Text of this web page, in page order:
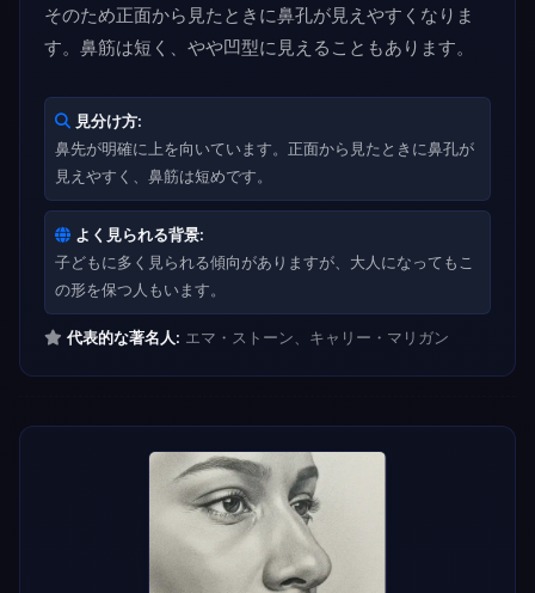
そのため正面から見たときに鼻孔が見えやすくなりま
す。鼻筋は短く、やや凹型に見えることもあります。
見分け方:
鼻先が明確に上を向いています。正面から見たときに鼻孔が
見えやすく、鼻筋は短めです。
よく見られる背景:
子どもに多く見られる傾向がありますが、大人になってもこ
の形を保つ人もいます。
代表的な著名人: エマ・ストーン、キャリー・マリガン